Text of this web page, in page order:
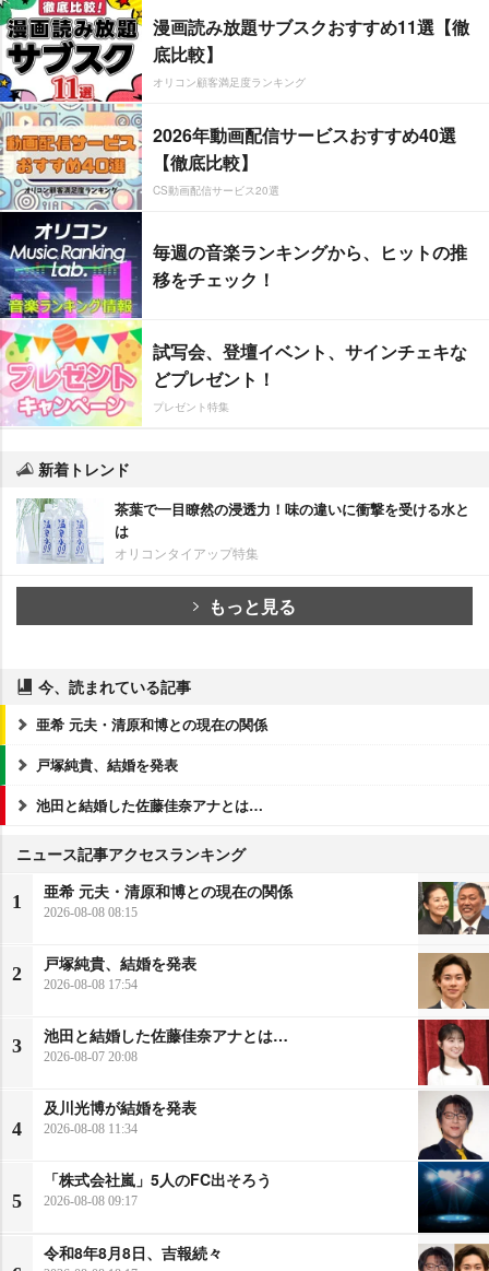
漫画読み放題サブスクおすすめ11選【徹
底比較】
オリコン顧客満足度ランキング
2026年動画配信サービスおすすめ40選
【徹底比較】
CS動画配信サービス20選
毎週の音楽ランキングから、ヒットの推
移をチェック！
試写会、登壇イベント、サインチェキな
どプレゼント！
プレゼント特集
新着トレンド
茶葉で一目瞭然の浸透力！味の違いに衝撃を受ける水と
は
オリコンタイアップ特集
もっと見る
今、読まれている記事
亜希 元夫・清原和博との現在の関係
戸塚純貴、結婚を発表
池田と結婚した佐藤佳奈アナとは…
ニュース記事アクセスランキング
1
亜希 元夫・清原和博との現在の関係
2026-08-08 08:15
2
戸塚純貴、結婚を発表
2026-08-08 17:54
3
池田と結婚した佐藤佳奈アナとは…
2026-08-07 20:08
4
及川光博が結婚を発表
2026-08-08 11:34
5
「株式会社嵐」5人のFC出そろう
2026-08-08 09:17
令和8年8月8日、吉報続々